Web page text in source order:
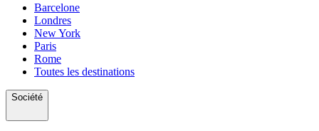
Barcelone
Londres
New York
Paris
Rome
Toutes les destinations
Société